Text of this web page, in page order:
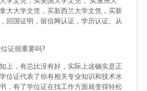
大大学文凭，买新西兰大学文凭，买新
回国证明，留信网认证，学历认证。从
证很重要吗?
上，有总比没有好，实际上这确实是正
位证代表了你有相关专业知识和技术水
，有了学位证在找工作方面就变得轻松